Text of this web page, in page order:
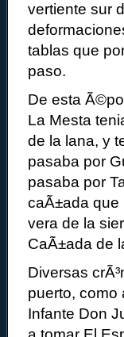
vertiente sur
tablas que
paso.
De esta
La Mesta
de la lana, y
pasaba por
pasaba por
caÃ±ada que
vera de la
CaÃ±ada de
Diversas
puerto, como
Infante Don